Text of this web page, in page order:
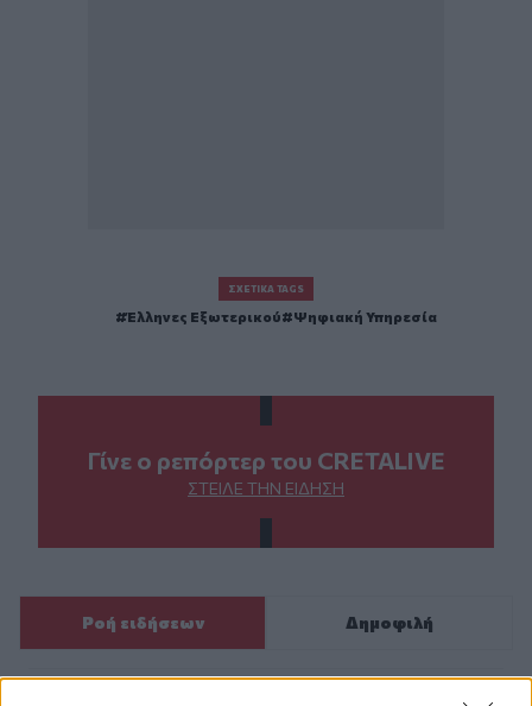
ΣΧΕΤΙΚΆ TAGS
Έλληνες Εξωτερικού Ψηφιακή Υπηρεσία
Γίνε ο ρεπόρτερ του CRETALIVE
ΣΤΕΊΛΕ ΤΗΝ ΕΊΔΗΣΗ
Ροή ειδήσεων Δημοφιλή